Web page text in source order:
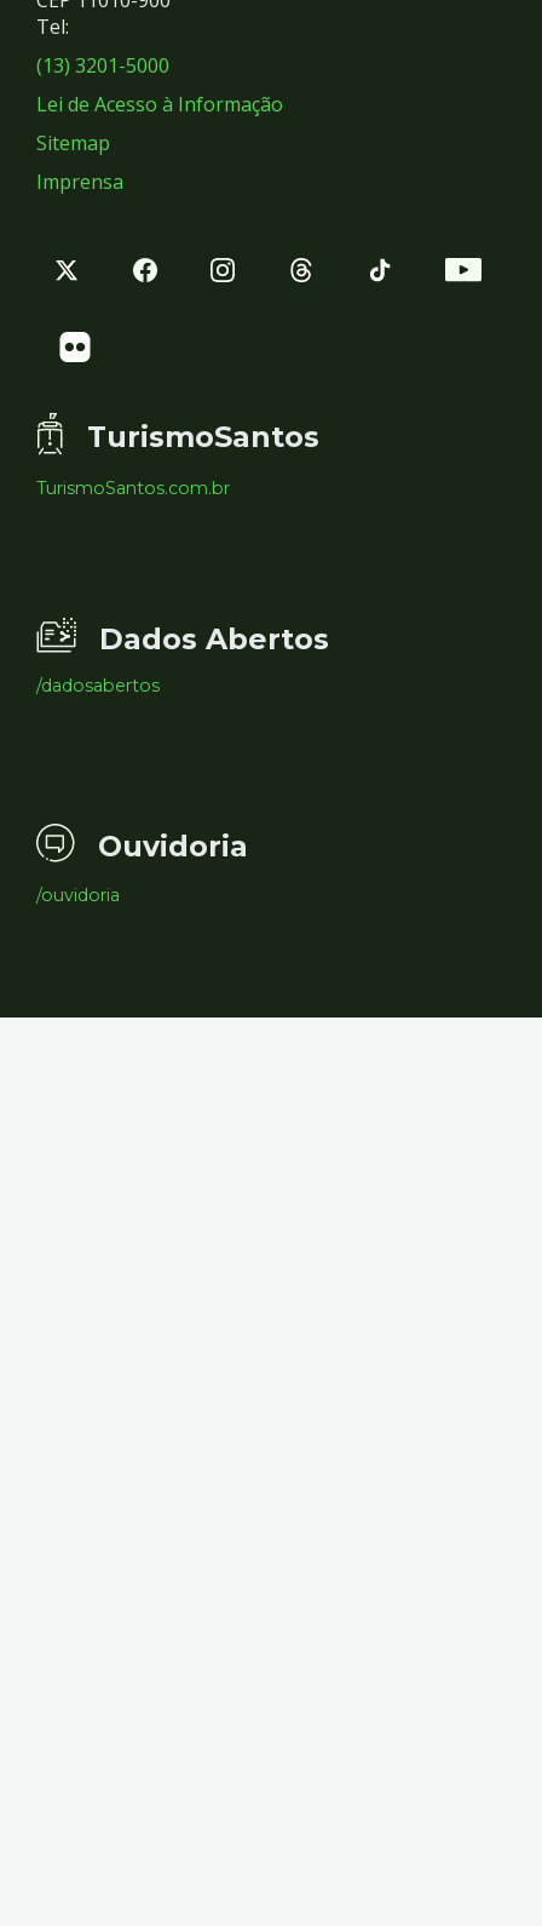
Sociais
Tel:
(13) 3201-5000
Lei de Acesso à Informação
Sitemap
Imprensa
TurismoSantos
TurismoSantos.com.br
Dados Abertos
/dadosabertos
Ouvidoria
/ouvidoria